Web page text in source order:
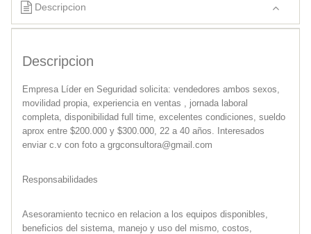
Descripcion
Descripcion
Empresa Líder en Seguridad solicita: vendedores ambos sexos,
movilidad propia, experiencia en ventas , jornada laboral
completa, disponibilidad full time, excelentes condiciones, sueldo
aprox entre $200.000 y $300.000, 22 a 40 años. Interesados
enviar c.v con foto a grgconsultora@gmail.com
Responsabilidades
Asesoramiento tecnico en relacion a los equipos disponibles,
beneficios del sistema, manejo y uso del mismo, costos,